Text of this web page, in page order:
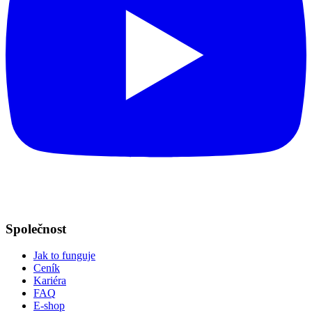
Společnost
Jak to funguje
Ceník
Kariéra
FAQ
E-shop